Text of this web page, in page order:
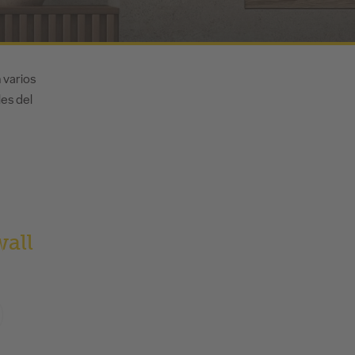
varios
del